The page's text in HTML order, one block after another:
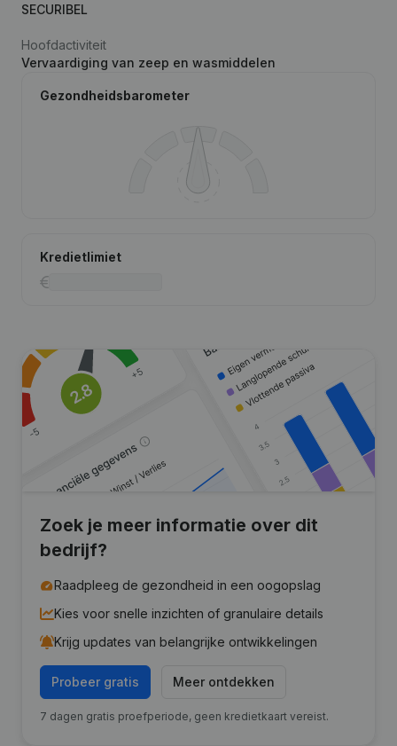
SECURIBEL
Hoofdactiviteit
Vervaardiging van zeep en wasmiddelen
Gezondheidsbarometer
Kredietlimiet
Zoek je meer informatie over dit
bedrijf?
Raadpleeg de gezondheid in een oogopslag
Kies voor snelle inzichten of granulaire details
Krijg updates van belangrijke ontwikkelingen
Probeer gratis Meer ontdekken
7 dagen gratis proefperiode, geen kredietkaart vereist.